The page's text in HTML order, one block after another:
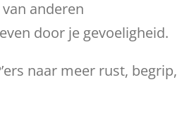
anderen
door je gevoeligheid.
naar meer rust, begrip,